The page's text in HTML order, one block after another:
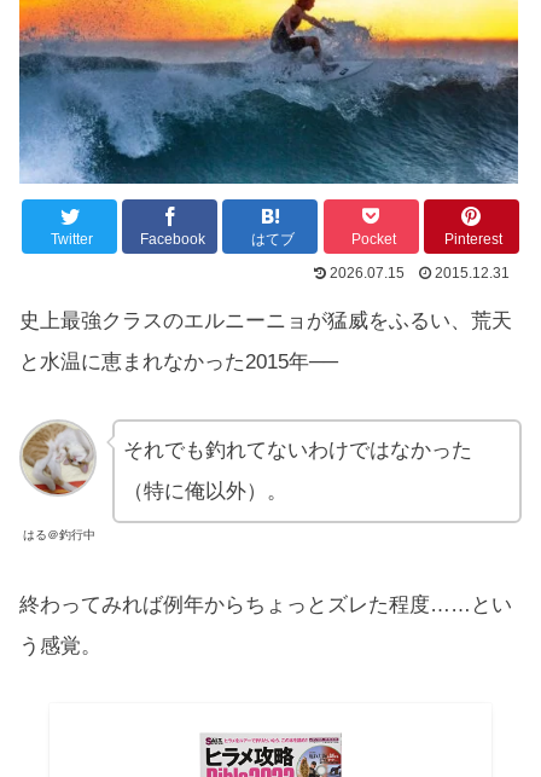
Twitter Facebook はてブ Pocket
Pinterest
2026.07.15
2015.12.31
史上最強クラスのエルニーニョが猛威をふるい、荒天
と水温に恵まれなかった2015年──
はる＠釣行中
それでも釣れてないわけではなかった
（特に俺以外）。
終わってみれば例年からちょっとズレた程度……とい
う感覚。